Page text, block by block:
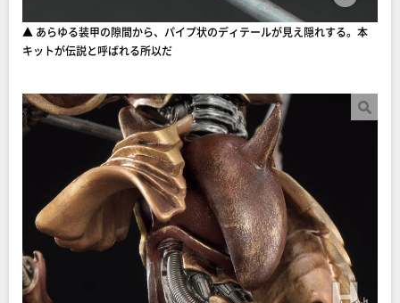
▲ あらゆる装甲の隙間から、パイプ状のディテールが見え隠れする。本
キットが伝説と呼ばれる所以だ